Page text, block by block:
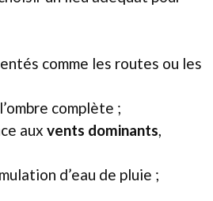
comme les routes ou les
complète ;
aux vents dominants,
d’eau de pluie ;